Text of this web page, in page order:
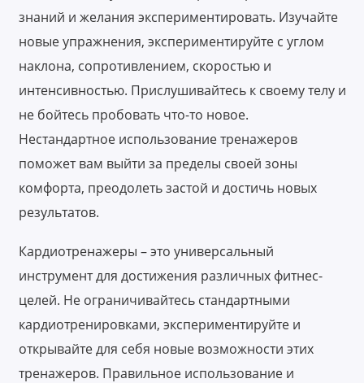
знаний и желания экспериментировать. Изучайте
новые упражнения, экспериментируйте с углом
наклона, сопротивлением, скоростью и
интенсивностью. Прислушивайтесь к своему телу и
не бойтесь пробовать что-то новое.
Нестандартное использование тренажеров
поможет вам выйти за пределы своей зоны
комфорта, преодолеть застой и достичь новых
результатов.
Кардиотренажеры – это универсальный
инструмент для достижения различных фитнес-
целей. Не ограничивайтесь стандартными
кардиотренировками, экспериментируйте и
открывайте для себя новые возможности этих
тренажеров. Правильное использование и